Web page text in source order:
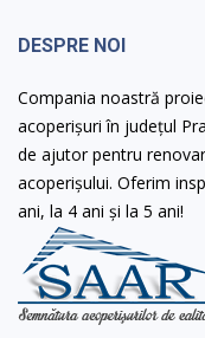
DESPRE NOI
Compania noastră
acoperișuri în județul
de ajutor pentru
acoperișului. Oferim
ani, la 4 ani și la 5 ani!